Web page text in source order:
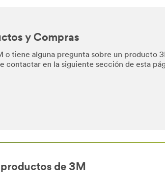
y Compras
o tiene alguna pregunta sobre un producto
contactar en la siguiente sección de esta
de 3M